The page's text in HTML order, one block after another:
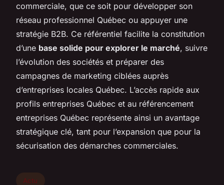
commerciale, que ce soit pour développer son
réseau professionnel Québec ou appuyer une
stratégie B2B. Ce référentiel facilite la constitution
d’une base solide pour explorer le marché, suivre
l’évolution des sociétés et préparer des
campagnes de marketing ciblées auprès
d’entreprises locales Québec. L’accès rapide aux
profils entreprises Québec et au référencement
entreprises Québec représente ainsi un avantage
stratégique clé, tant pour l’expansion que pour la
sécurisation des démarches commerciales.
Actu